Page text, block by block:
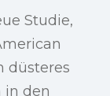
Studie,
düsteres
in den